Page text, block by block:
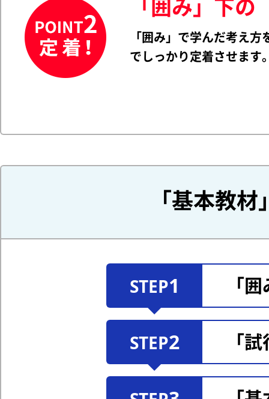
「囲み」下の
「囲み」で学んだ考え方
でしっかり定着させます
「基本教
STEP1 「
STEP2 「